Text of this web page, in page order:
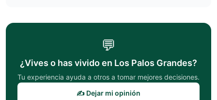
💬
¿Vives o has vivido en Los Palos Grandes?
Tu experiencia ayuda a otros a tomar mejores decisiones.
✍️ Dejar mi opinión